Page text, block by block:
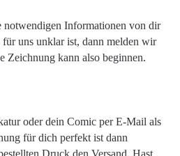
Informationen von dir
für uns unklar ist, dann melden wir
Zeichnung kann also beginnen.
oder dein Comic per E-Mail als
für dich perfekt ist dann
Druck den Versand. Hast